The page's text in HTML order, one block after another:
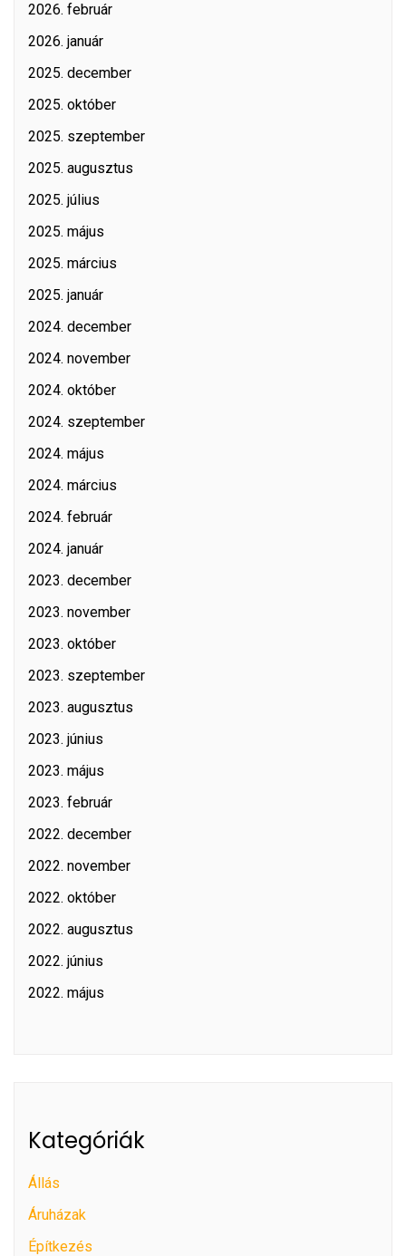
2026. február
2026. január
2025. december
2025. október
2025. szeptember
2025. augusztus
2025. július
2025. május
2025. március
2025. január
2024. december
2024. november
2024. október
2024. szeptember
2024. május
2024. március
2024. február
2024. január
2023. december
2023. november
2023. október
2023. szeptember
2023. augusztus
2023. június
2023. május
2023. február
2022. december
2022. november
2022. október
2022. augusztus
2022. június
2022. május
Kategóriák
Állás
Áruházak
Építkezés